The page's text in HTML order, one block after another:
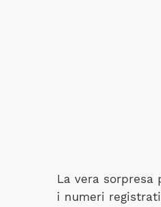
La vera sorpresa
i numeri